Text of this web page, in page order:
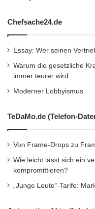
Chefsache24.de
Essay: Wer seinen
Warum die gesetzliche
immer teurer wird
Moderner Lobbyismus
TeDaMo.de (Telefon-
Von Frame-Drops zu
Wie leicht lässt sich ein
kompromittieren?
„Junge Leute“-Tarife: